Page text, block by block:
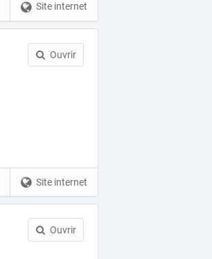
Site internet
Ouvrir
Site internet
Ouvrir